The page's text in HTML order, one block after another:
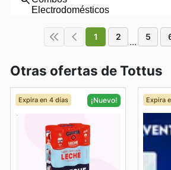
1 2 ... 5
Otras ofertas de Tottus
Expira en 4 días ¡Nuevo! Expira